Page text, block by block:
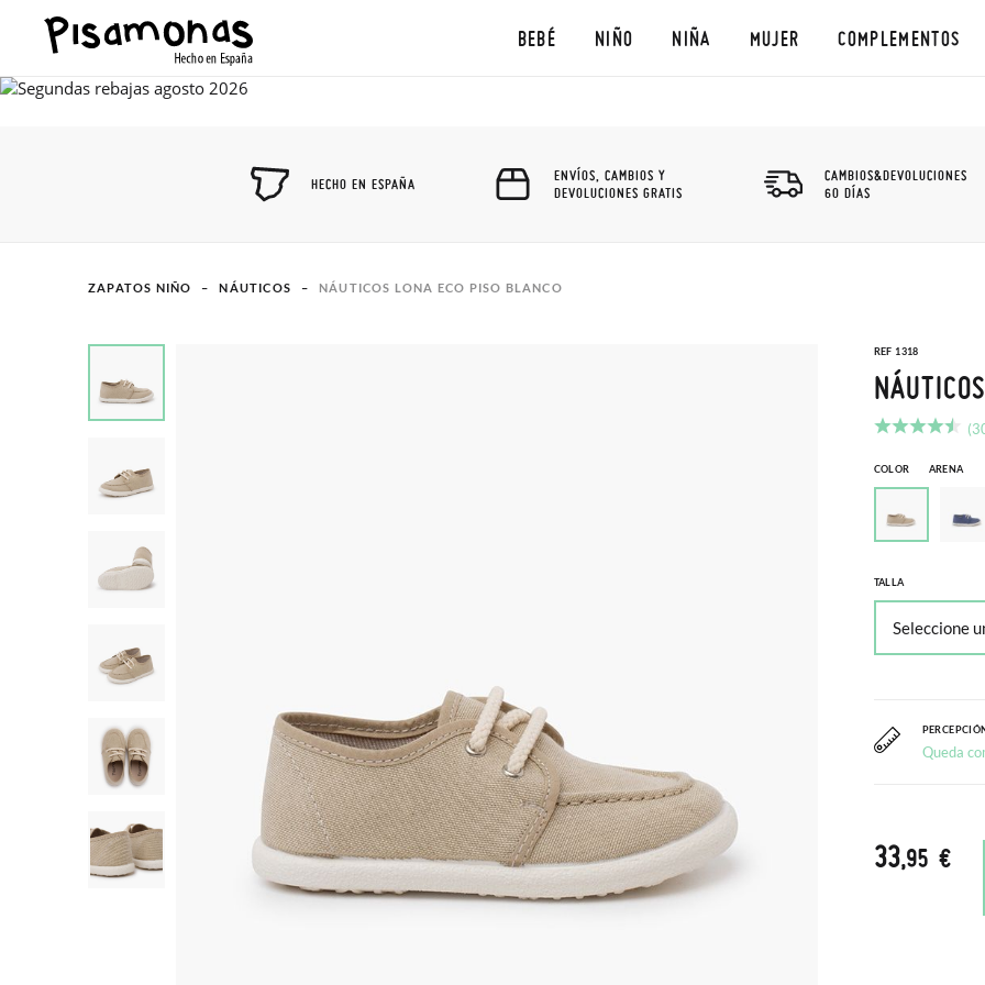
BEBÉ NIÑO NIÑA MUJER COMPLEMENTOS
HECHO EN ESPAÑA
ENVÍOS, CAMBIOS Y
DEVOLUCIONES GRATIS
CAMBIOS&DEVOLUCIONES
60 DÍAS
ZAPATOS NIÑO NÁUTICOS NÁUTICOS LONA ECO PISO BLANCO
REF 1318
COLOR ARENA
TALLA
Queda
33,95 €